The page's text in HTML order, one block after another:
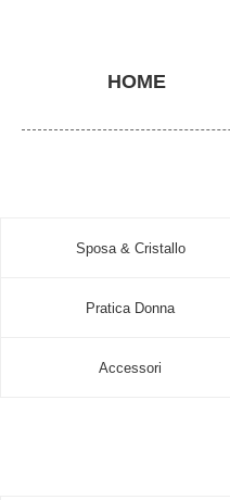
HOME
Sposa & Cristallo
Pratica Donna
Accessori